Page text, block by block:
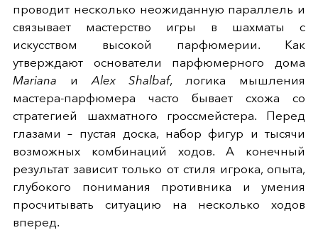
проводит несколько неожиданную параллель и
связывает мастерство игры в шахматы с
искусством высокой парфюмерии. Как
утверждают основатели парфюмерного дома
Mariana и Alex Shalbaf, логика мышления
мастера-парфюмера часто бывает схожа со
стратегией шахматного гроссмейстера. Перед
глазами – пустая доска, набор фигур и тысячи
возможных комбинаций ходов. А конечный
результат зависит только от стиля игрока, опыта,
глубокого понимания противника и умения
просчитывать ситуацию на несколько ходов
вперед.